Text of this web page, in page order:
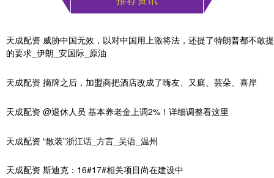
天成配资 威胁中国无效，以对中国用上激将法，还提了特朗普都不敢提
的要求_伊朗_安国际_原油
天成配资 摘牌之后，加盟商把酒店改成了嗨友、又庭、芸朵、喜岸
天成配资 @退休人员 基本养老金上调2%！详细调整看这里
天成配资 “散装”浙江话_方言_吴语_温州
天成配资 斯迪克：16#17#相关项目尚在建设中